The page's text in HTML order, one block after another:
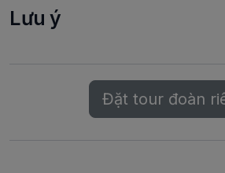
Lưu ý
Đặt tour đoàn